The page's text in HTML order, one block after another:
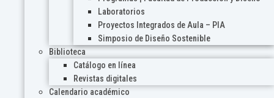
Laboratorios
Proyectos Integrados de Aula – PIA
Simposio de Diseño Sostenible
Biblioteca
Catálogo en línea
Revistas digitales
Calendario académico